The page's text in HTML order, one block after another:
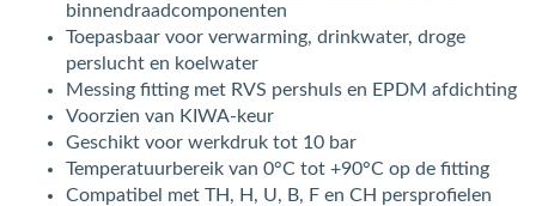
binnendraadcomponenten
Toepasbaar voor verwarming, drinkwater, droge
perslucht en koelwater
Messing fitting met RVS pershuls en EPDM afdichting
Voorzien van KIWA-keur
Geschikt voor werkdruk tot 10 bar
Temperatuurbereik van 0°C tot +90°C op de fitting
Compatibel met TH, H, U, B, F en CH persprofielen